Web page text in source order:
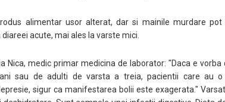
alimentar usor alterat, dar si mainile murdare pot
acute, mai ales la varste mici.
Nica, medic primar medicina de laborator: "Daca e vorba
sau de adulti de varsta a treia, pacientii care au
sigur ca manifestarea bolii este exagerata."